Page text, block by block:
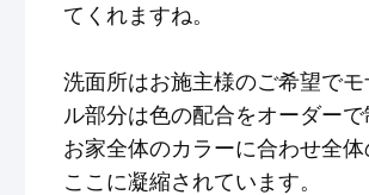
てくれますね。
洗面所はお施主様のご希望でモ
ル部分は色の配合をオーダーで
お家全体のカラーに合わせ全
ここに凝縮されています。